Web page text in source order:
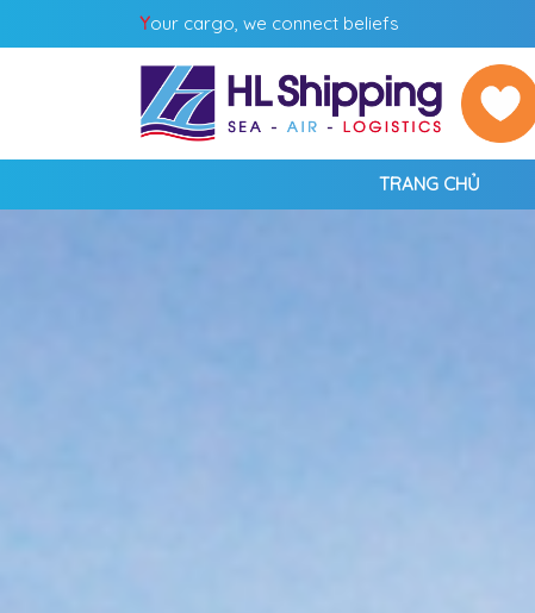
Your cargo, we connect beliefs
TRANG CHỦ